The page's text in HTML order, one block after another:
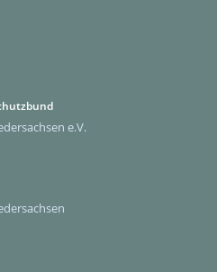
e.V.